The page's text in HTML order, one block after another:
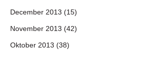
December 2013 (15)
November 2013 (42)
Oktober 2013 (38)